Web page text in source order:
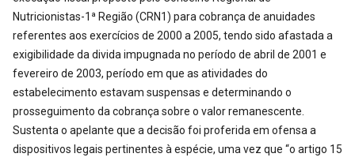
Nutricionistas-1ª Região (CRN1) para cobrança de anuidades
referentes aos exercícios de 2000 a 2005, tendo sido afastada a
exigibilidade da divida impugnada no período de abril de 2001 e
fevereiro de 2003, período em que as atividades do
estabelecimento estavam suspensas e determinando o
prosseguimento da cobrança sobre o valor remanescente.
Sustenta o apelante que a decisão foi proferida em ofensa a
dispositivos legais pertinentes à espécie, uma vez que “o artigo 15